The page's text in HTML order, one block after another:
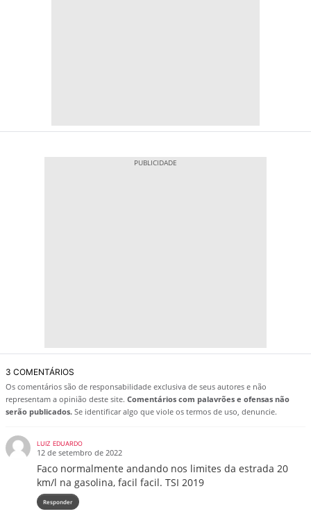
3 COMENTÁRIOS
Os comentários são de responsabilidade exclusiva de seus autores e não
representam a opinião deste site. Comentários com palavrões e ofensas não
serão publicados. Se identificar algo que viole os termos de uso, denuncie.
LUIZ EDUARDO
12 de setembro de 2022
Faco normalmente andando nos limites da estrada 20
km/l na gasolina, facil facil. TSI 2019
Responder